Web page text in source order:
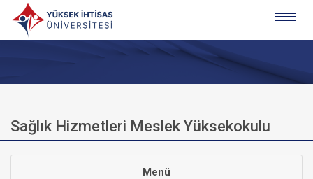
Sağlık Hizmetleri Meslek Yüksekokulu
Menü